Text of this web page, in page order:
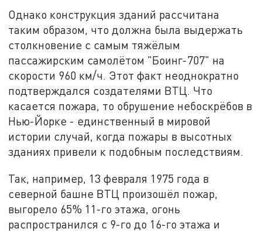
Однако конструкция зданий рассчитана
таким образом, что должна была выдержать
столкновение с самым тяжёлым
пассажирским самолётом "Боинг-707" на
скорости 960 км/ч. Этот факт неоднократно
подтверждался создателями ВТЦ. Что
касается пожара, то обрушение небоскрёбов в
Нью-Йорке - единственный в мировой
истории случай, когда пожары в высотных
зданиях привели к подобным последствиям.
Так, например, 13 февраля 1975 года в
северной башне ВТЦ произошёл пожар,
выгорело 65% 11-го этажа, огонь
распространился с 9-го до 16-го этажа и